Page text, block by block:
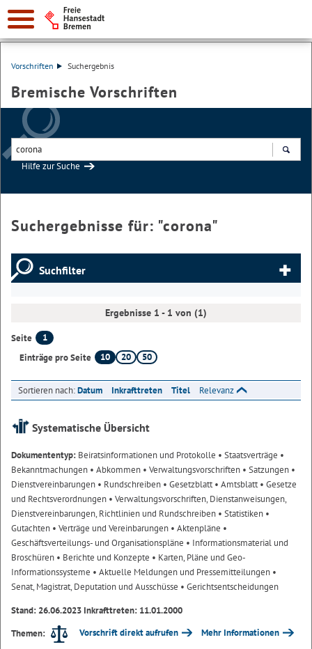
Vorschriften Suchergebnis
Bremische Vorschriften
Hilfe zur Suche
Suchergebnisse für: "corona"
Suchfilter
Ergebnisse 1 - 1 von (1)
Seite
1
Einträge pro Seite
10 20 50
Sortieren nach:Datum Inkrafttreten Titel Relevanz
Systematische Übersicht
Dokumententyp: Beiratsinformationen und Protokolle • Staatsverträge •
Bekanntmachungen • Abkommen • Verwaltungsvorschriften • Satzungen •
Dienstvereinbarungen • Rundschreiben • Gesetzblatt• Amtsblatt• Gesetze
und Rechtsverordnungen • Verwaltungsvorschriften, Dienstanweisungen,
Dienstvereinbarungen, Richtlinien und Rundschreiben • Statistiken •
Gutachten • Verträge und Vereinbarungen • Aktenpläne •
Geschäftsverteilungs- und Organisationspläne • Informationsmaterial und
Broschüren • Berichte und Konzepte • Karten, Pläne und Geo-
Informationssysteme • Aktuelle Meldungen und Pressemitteilungen •
Senat, Magistrat, Deputation und Ausschüsse • Gerichtsentscheidungen
Stand: 26.06.2023 Inkrafttreten: 11.01.2000
Themen:
Vorschrift direkt aufrufen Mehr Informationen